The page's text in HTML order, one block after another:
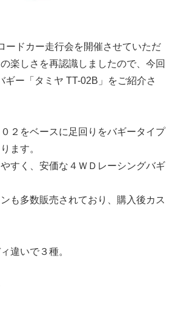
ードカー走行会を開催させていただ
楽しさを再認識しましたので、今回
ギー「タミヤ TT-02B」をご紹介さ
２をベースに足回りをバギータイプ
ます。
すく、安価な４ＷＤレーシングバギ
も多数販売されており、購入後カス
違いで３種。